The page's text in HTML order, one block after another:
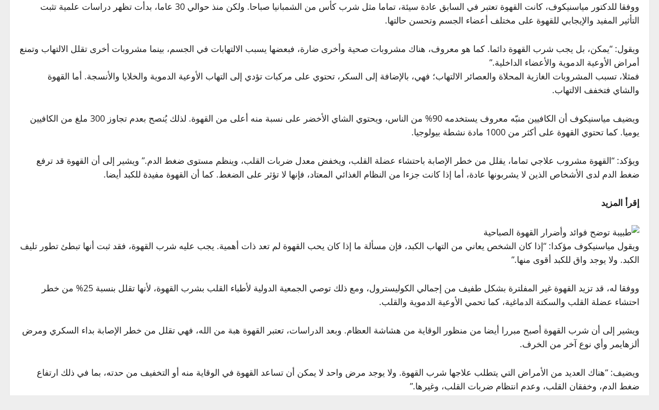
ووفقا للدكتور مياسنيكوف، كانت القهوة تعتبر في السابق عادة سيئة، تماما مثل شرب كأس من الشمبانيا صباحا. ولكن منذ حوالي 30 عاما، بدأت تظهر دراسات علمية تثبت
التأثير المفيد والإيجابي للقهوة على مختلف أعضاء الجسم وتحسن حالتها.
ويقول: “يمكن، بل يجب شرب القهوة دائما. كما هو معروف، هناك مشروبات صحية وأخرى ضارة، فبعضها يسبب الالتهابات في الجسم، بينما مشروبات أخرى تقلل الالتهاب وتمنع
أمراض الأوعية الدموية والأعضاء الداخلية.”
فمثلا، تسبب المشروبات الغازية المحلاة والعصائر الالتهاب؛ فهي، بالإضافة إلى السكر، تحتوي على مركبات تؤدي إلى التهاب الأوعية الدموية والخلايا والأنسجة. أما القهوة
والشاي فتخفف الالتهاب.
ويضيف مياسنيكوف أن الكافيين منبّه معروف يستخدمه 90% من الناس، ويحتوي الشاي الأخضر على نسبة منه أعلى من القهوة. لذلك يُنصح بعدم تجاوز 300 ملغ من الكافيين
يوميا. كما تحتوي القهوة على أكثر من 1000 مادة نشطة بيولوجيا.
ويؤكد: “القهوة مشروب علاجي تماما، يقلل من خطر الإصابة باحتشاء عضلة القلب، ويخفض معدل ضربات القلب، وينظم مستوى ضغط الدم.” ويشير إلى أن القهوة قد ترفع
ضغط الدم لدى الأشخاص الذين لا يشربونها عادة، أما إذا كانت جزءا من النظام الغذائي المعتاد، فإنها لا تؤثر على الضغط. كما أن القهوة مفيدة للكبد أيضا.
إقرأ المزيد
ويقول مياسنيكوف مؤكدا: “إذا كان الشخص يعاني من التهاب الكبد، فإن مسألة ما إذا كان يحب القهوة لم تعد ذات أهمية. يجب عليه شرب القهوة، فقد ثبت أنها تبطئ تطور تليف
الكبد. ولا يوجد واق للكبد أقوى منها.”
ووفقا له، قد تزيد القهوة غير المفلترة بشكل طفيف من إجمالي الكوليسترول، ومع ذلك توصي الجمعية الدولية لأطباء القلب بشرب القهوة، لأنها تقلل بنسبة 25% من خطر
احتشاء عضلة القلب والسكتة الدماغية، كما تحمي الأوعية الدموية والقلب.
ويشير إلى أن شرب القهوة أصبح مبررا أيضا من منظور الوقاية من هشاشة العظام. وبعد الدراسات، تعتبر القهوة هبة من الله، فهي تقلل من خطر الإصابة بداء السكري ومرض
ألزهايمر وأي نوع آخر من الخرف.
ويضيف: “هناك العديد من الأمراض التي يتطلب علاجها شرب القهوة. ولا يوجد مرض واحد لا يمكن أن تساعد القهوة في الوقاية منه أو التخفيف من حدته، بما في ذلك ارتفاع
ضغط الدم، وخفقان القلب، وعدم انتظام ضربات القلب، وغيرها.”